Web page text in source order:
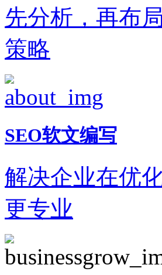
先分析，再布
策略
SEO软文编写
解决企业在优
更专业